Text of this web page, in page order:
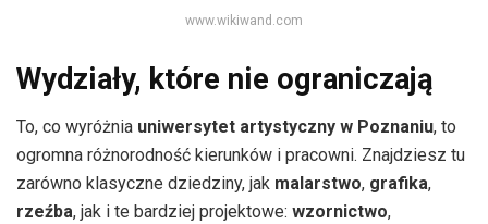
www.wikiwand.com
Wydziały, które nie ograniczają
To, co wyróżnia uniwersytet artystyczny w Poznaniu, to
ogromna różnorodność kierunków i pracowni. Znajdziesz tu
zarówno klasyczne dziedziny, jak malarstwo, grafika,
rzeźba, jak i te bardziej projektowe: wzornictwo,